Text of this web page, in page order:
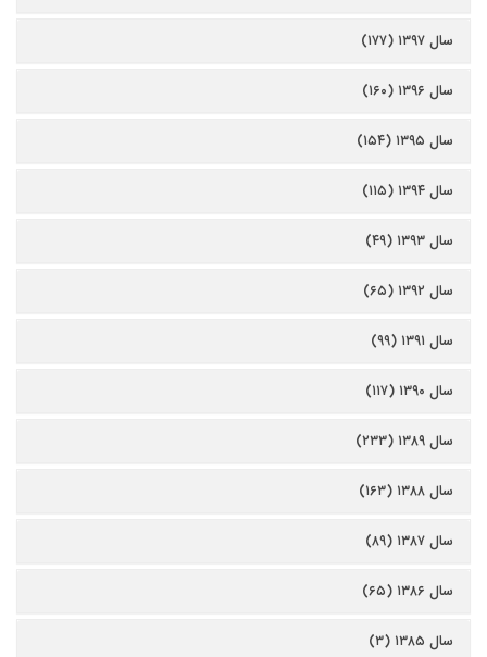
سال ۱۳۹۷ (۱۷۷)
سال ۱۳۹۶ (۱۶۰)
سال ۱۳۹۵ (۱۵۴)
سال ۱۳۹۴ (۱۱۵)
سال ۱۳۹۳ (۴۹)
سال ۱۳۹۲ (۶۵)
سال ۱۳۹۱ (۹۹)
سال ۱۳۹۰ (۱۱۷)
سال ۱۳۸۹ (۲۳۳)
سال ۱۳۸۸ (۱۶۳)
سال ۱۳۸۷ (۸۹)
سال ۱۳۸۶ (۶۵)
سال ۱۳۸۵ (۳)